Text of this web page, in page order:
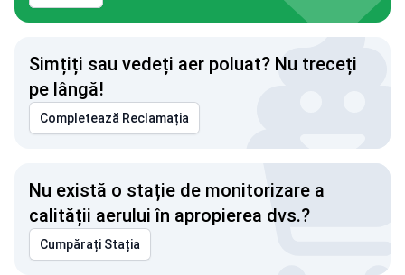
Simțiți sau vedeți aer poluat? Nu treceți
pe lângă!
Completează Reclamația
Nu există o stație de monitorizare a
calității aerului în apropierea dvs.?
Cumpărați Stația